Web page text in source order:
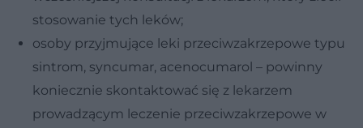
stosowanie tych leków;
osoby przyjmujące leki przeciwzakrzepowe typu
sintrom, syncumar, acenocumarol – powinny
koniecznie skontaktować się z lekarzem
prowadzącym leczenie przeciwzakrzepowe w